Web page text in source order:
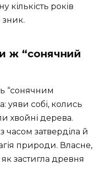
кількість років
зник.
ж “сонячний
“сонячним
уяви собі, колись
хвойні дерева.
часом затверділа й
природи. Власне,
застигла древня